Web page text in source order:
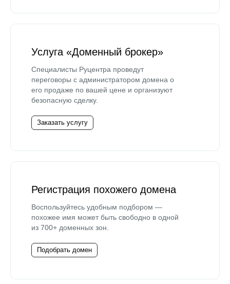
Услуга «Доменный брокер»
Специалисты Руцентра проведут
переговоры с администратором домена о
его продаже по вашей цене и организуют
безопасную сделку.
Заказать услугу
Регистрация похожего домена
Воспользуйтесь удобным подбором —
похожее имя может быть свободно в одной
из 700+ доменных зон.
Подобрать домен